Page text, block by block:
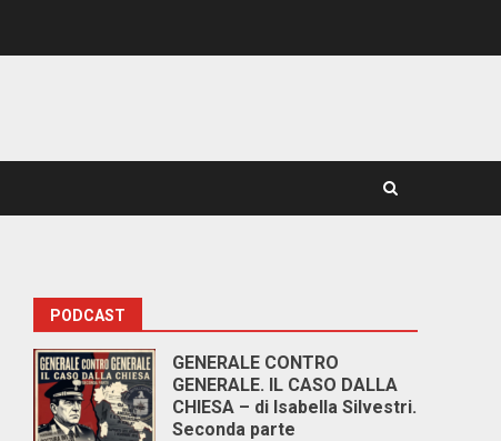
PODCAST
GENERALE CONTRO
GENERALE. IL CASO DALLA
CHIESA – di Isabella Silvestri.
Seconda parte